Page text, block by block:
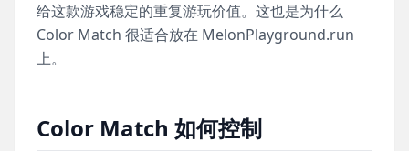
给这款游戏稳定的重复游玩价值。这也是为什么
Color Match 很适合放在 MelonPlayground.run
上。
Color Match 如何控制